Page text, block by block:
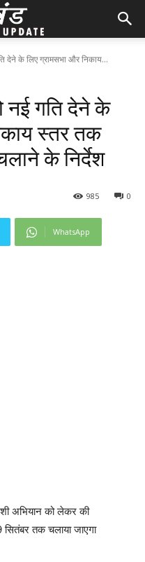
देने के लिए ग्रामसभा और निकाय...
नई गति देने के
स्तर तक
के निर्देश
0
985
WhatsApp
अभियान को लेकर की
तक चलाया जाएगा